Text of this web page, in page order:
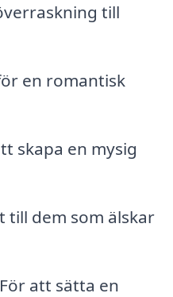
till
en romantisk
skapa en mysig
till dem som älskar
att sätta en